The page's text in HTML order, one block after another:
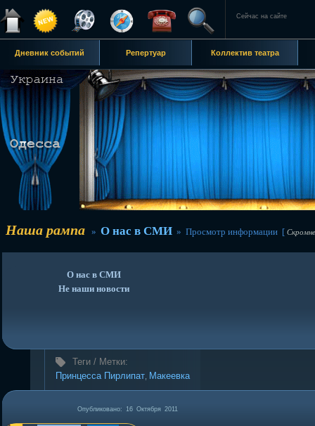
Сейчас на сайте
Дневник событий Репертуар Коллектив театра
Наша рампа » О нас в СМИ » Просмотр информации [
О нас в СМИ
Не наши новости
Теги / Метки:
Принцесса Пирлипат Макеевка
Опубликовано: 16 Октября 2011